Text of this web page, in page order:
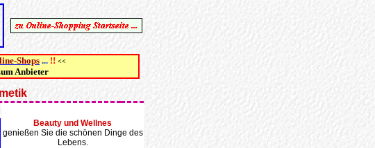
Shops ... !! <<
Anbieter
Beauty und Wellnes
genießen Sie die schönen Dinge des
Lebens.